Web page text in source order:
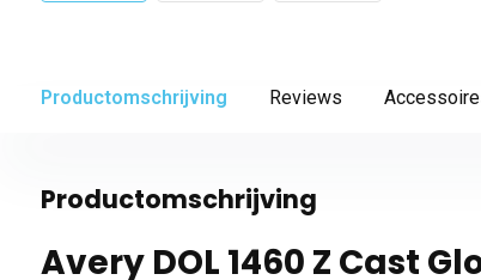
Productomschrijving Reviews
Productomschrijving
Avery DOL 1460 Z Cast